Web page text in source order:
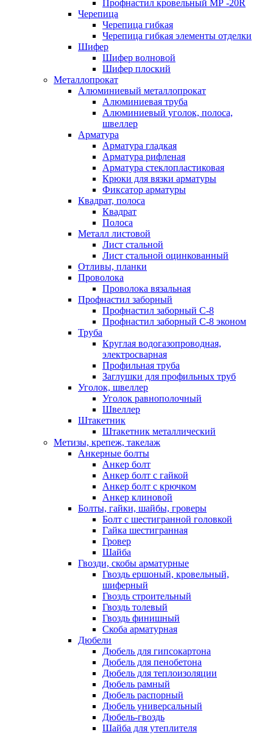
Профнастил кровельный МР -20R
Черепица
Черепица гибкая
Черепица гибкая элементы отделки
Шифер
Шифер волновой
Шифер плоский
Металлопрокат
Алюминиевый металлопрокат
Алюминиевая труба
Алюминиевый уголок, полоса,
швеллер
Арматура
Арматура гладкая
Арматура рифленая
Арматура стеклопластиковая
Крюки для вязки арматуры
Фиксатор арматуры
Квадрат, полоса
Квадрат
Полоса
Металл листовой
Лист стальной
Лист стальной оцинкованный
Отливы, планки
Проволока
Проволока вязальная
Профнастил заборный
Профнастил заборный С-8
Профнастил заборный С-8 эконом
Труба
Круглая водогазопроводная,
электросварная
Профильная труба
Заглушки для профильных труб
Уголок, швеллер
Уголок равнополочный
Швеллер
Штакетник
Штакетник металлический
Метизы, крепеж, такелаж
Анкерные болты
Анкер болт
Анкер болт с гайкой
Анкер болт с крючком
Анкер клиновой
Болты, гайки, шайбы, гроверы
Болт c шестигранной головкой
Гайка шестигранная
Гровер
Шайба
Гвозди, скобы арматурные
Гвоздь ершоный, кровельный,
шиферный
Гвоздь строительный
Гвоздь толевый
Гвоздь финишный
Скоба арматурная
Дюбели
Дюбель для гипсокартона
Дюбель для пенобетона
Дюбель для теплоизоляции
Дюбель рамный
Дюбель распорный
Дюбель универсальный
Дюбель-гвоздь
Шайба для утеплителя